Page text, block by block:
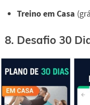
Treino em Casa
8. Desafio 30